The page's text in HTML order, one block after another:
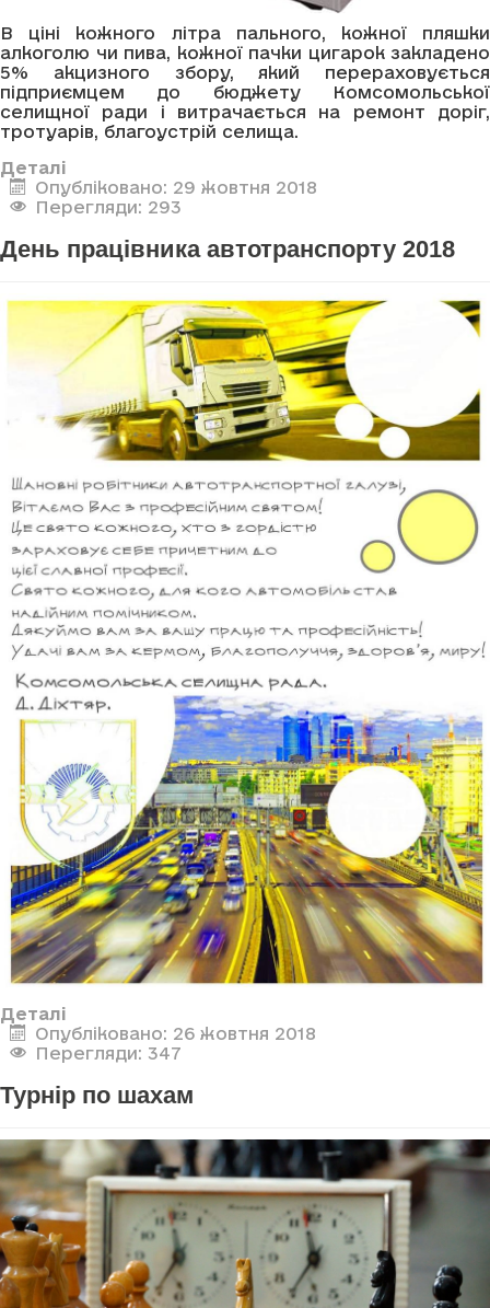
В ціні кожного літра пального, кожної пляшки
алкоголю чи пива, кожної пачки цигарок закладено
5% акцизного збору, який перераховується
підприємцем до бюджету Комсомольської
селищної ради і витрачається на ремонт доріг,
тротуарів, благоустрій селища.
Деталі
Опубліковано: 29 жовтня 2018
Перегляди: 293
День працівника автотранспорту 2018
Деталі
Опубліковано: 26 жовтня 2018
Перегляди: 347
Турнір по шахам